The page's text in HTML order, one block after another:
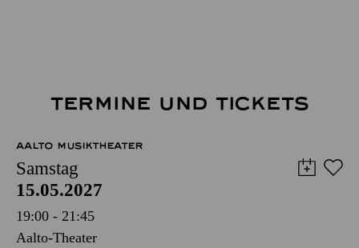
TERMINE UND TICKETS
AALTO MUSIKTHEATER
Samstag
15.05.2027
19:00 - 21:45
Aalto-Theater